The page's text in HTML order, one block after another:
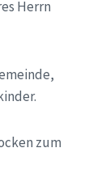
Herrn
zum